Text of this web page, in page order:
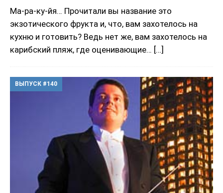
Ма-ра-ку-йя… Прочитали вы название это
экзотического фрукта и, что, вам захотелось на
кухню и готовить? Ведь нет же, вам захотелось на
карибский пляж, где оценивающие… […]
ВЫПУСК #140